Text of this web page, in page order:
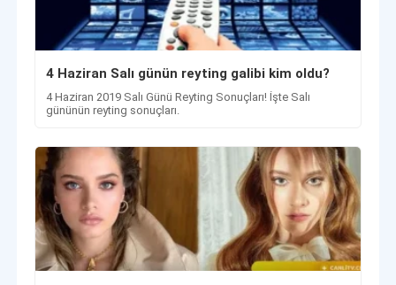
4 Haziran Salı günün reyting galibi kim oldu?
4 Haziran 2019 Salı Günü Reyting Sonuçları! İşte Salı
gününün reyting sonuçları.